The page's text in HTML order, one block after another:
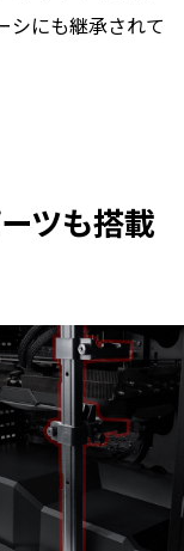
シにも継承されて
ツも搭載